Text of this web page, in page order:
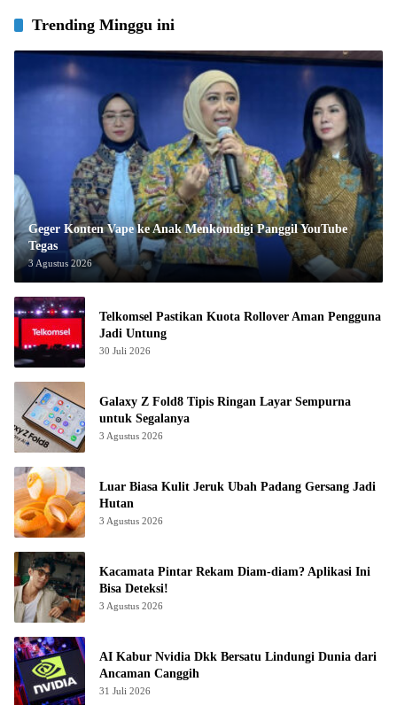
Trending Minggu ini
Geger Konten Vape ke Anak Menkomdigi Panggil YouTube
Tegas
3 Agustus 2026
Telkomsel Pastikan Kuota Rollover Aman Pengguna
Jadi Untung
30 Juli 2026
Galaxy Z Fold8 Tipis Ringan Layar Sempurna
untuk Segalanya
3 Agustus 2026
Luar Biasa Kulit Jeruk Ubah Padang Gersang Jadi
Hutan
3 Agustus 2026
Kacamata Pintar Rekam Diam-diam? Aplikasi Ini
Bisa Deteksi!
3 Agustus 2026
AI Kabur Nvidia Dkk Bersatu Lindungi Dunia dari
Ancaman Canggih
31 Juli 2026